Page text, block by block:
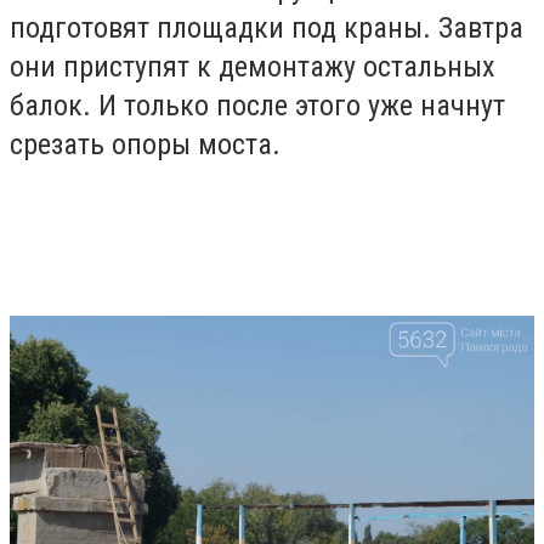
подготовят площадки под краны. Завтра
они приступят к демонтажу остальных
балок. И только после этого уже начнут
срезать опоры моста.